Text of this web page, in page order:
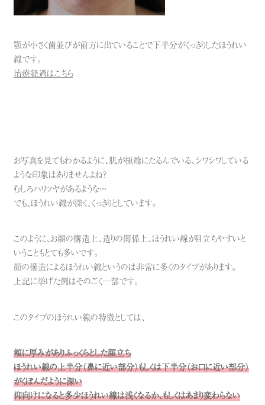
顎が小さく歯並びが前方に出ていることで下半分がくっきりしたほうれい
線です。
治療経過はこちら
お写真を見てもわかるように、肌が極端にたるんでいる、シワシワしている
ような印象はありませんよね？
むしろハリツヤがあるような・・・
でも、ほうれい線が深く、くっきりとしています。
このように、お顔の構造上、造りの関係上、ほうれい線が目立ちやすいと
いうこともとても多いです。
顔の構造によるほうれい線というのは非常に多くのタイプがあります。
上記に挙げた例はそのごく一部です。
このタイプのほうれい線の特徴としては、
頬に厚みがありふっくらとした顔立ち
ほうれい線の上半分（鼻に近い部分）もしくは下半分（お口に近い部分）
がくぼんだように深い
仰向けになると多少ほうれい線は浅くなるか、もしくはあまり変わらない